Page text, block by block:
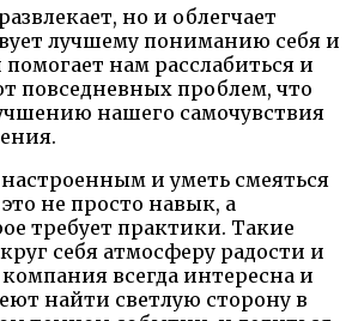
но и облегчает
лучшему пониманию себя и
нам расслабиться и
повседневных проблем, что
нашего самочувствия
и уметь смеяться
не просто навык, а
требует практики. Такие
себя атмосферу радости и
всегда интересна и
найти светлую сторону в